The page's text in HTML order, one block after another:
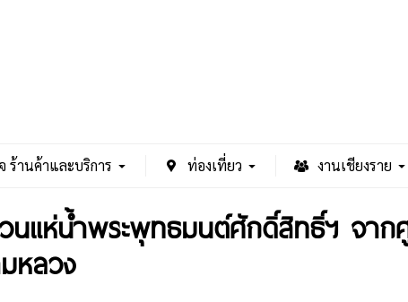
ร้านค้าและบริการ ท่องเที่ยว งานเชียงราย
นแห่น้ำพระพุทธมนต์ศักดิ์สิทธิ์ฯ จาก
หลวง